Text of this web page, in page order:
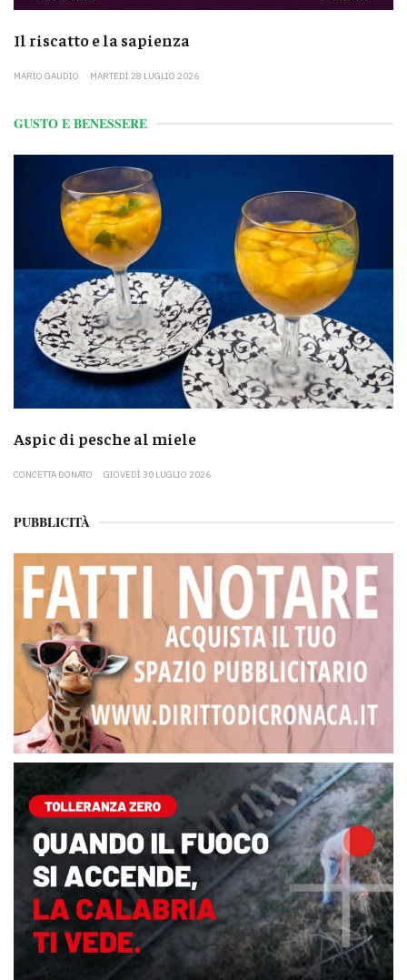
Il riscatto e la sapienza
MARIO GAUDIO MARTEDÌ 28 LUGLIO 2026
GUSTO E BENESSERE
Aspic di pesche al miele
CONCETTA DONATO GIOVEDÌ 30 LUGLIO 2026
PUBBLICITÀ